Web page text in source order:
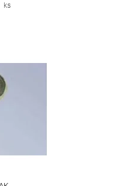
ks